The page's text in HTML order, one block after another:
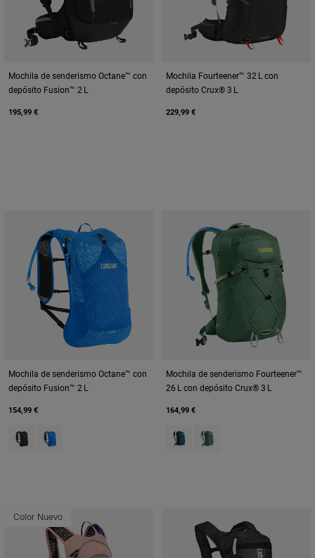
Mochila de senderismo Octane™ con
depósito Fusion™ 2 L
195,99 €
Mochila Fourteener™ 32 L con
depósito Crux® 3 L
229,99 €
Mochila de senderismo Octane™ con
depósito Fusion™ 2 L
154,99 €
Product swatch type of Black/Apricot.
Product swatch type of Royal Blue.
Mochila de senderismo Fourteener™
26 L con depósito Crux® 3 L
164,99 €
Product swatch type of
Product swatch type of
Color Nuevo